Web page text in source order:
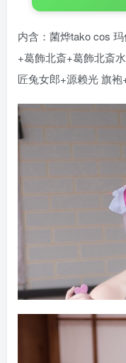
内含：菌烨tako cos
+葛飾北斎+葛飾北斎
匠兔女郎+源赖光 旗